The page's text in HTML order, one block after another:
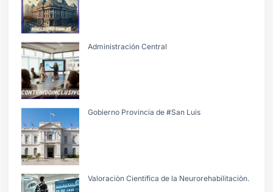
Administración Central
Gobierno Provincia de #San Luis
Valoraciòn Cientifica de la Neurorehabilitaciòn.